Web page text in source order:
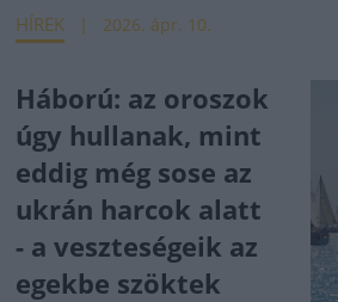
HÍREK 2026. ápr. 10.
Háború: az oroszok
úgy hullanak, mint
eddig még sose az
ukrán harcok alatt
- a veszteségeik az
egekbe szöktek